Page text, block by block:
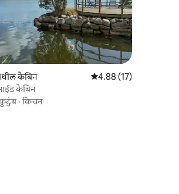
रिव्ह्यूज
केबिन 5 पैकी 4.88 सरासरी रेटिंग,
4.88 (17)
केबिन
·किचन